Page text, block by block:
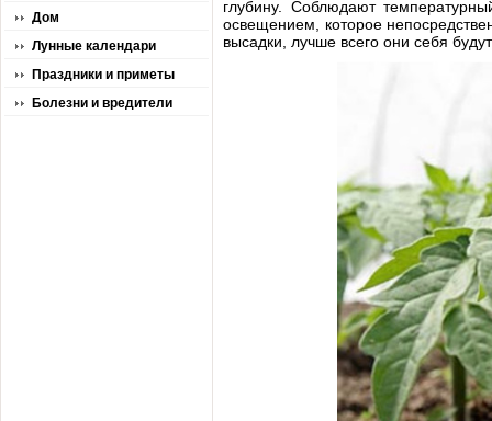
Дом
Лунные календари
Праздники и приметы
Болезни и вредители
глубину. Соблюдают
освещением, которое
высадки, лучше всего они себя